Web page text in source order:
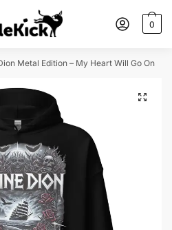
0
Metal Edition – My Heart Will Go On
🔍